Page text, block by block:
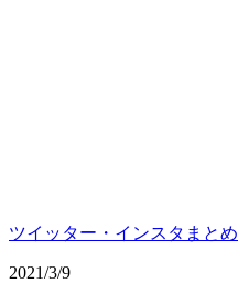
ツイッター・インスタまとめ
2021/3/9